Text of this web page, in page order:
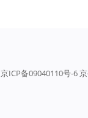
京ICP备09040110号-6